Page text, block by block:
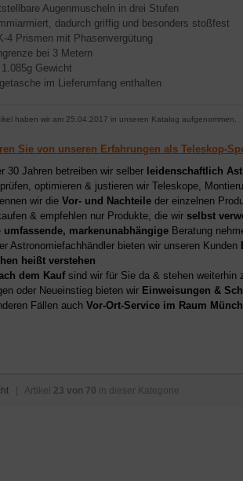
Augenmuscheln in drei Stufen
dadurch griffig und besonders stoßfest
4 Prismen mit Phasenvergütung
bei 3 Metern
1.085g Gewicht
im Lieferumfang enthalten
haben wir am 25.04.2017 in unseren Katalog aufgenommen.
Sie von unseren Erfahrungen als Teleskop-
30 Jahren betreiben wir selber leidenschaftlich
optimieren & justieren wir Teleskope,
wir die Vor- und Nachteile der einzelnen
& empfehlen nur Produkte, die wir selbst
umfassende, markenunabhängige Beratung
Astronomiefachhändler bieten wir unseren Kunden
heißt verstehen
dem Kaufsind wir für Sie da & stehen weiterhin
oder Neueinstieg bieten wir Einweisungen &
Fällen auch Vor-Ort-Service im Raum
| Artikel 23 von 70 in dieser Kategorie